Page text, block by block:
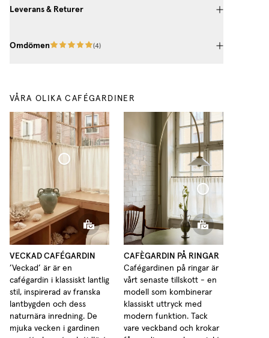
Leverans & Returer
Omdömen (4)
VÅRA OLIKA CAFÉGARDINER
Cafégardin Veckad Tunn Linne
VECKAD CAFÉGARDIN
’Veckad’ är är en
cafégardin i klassiskt lantlig
stil, inspirerad av franska
lantbygden och dess
naturnära inredning. De
mjuka vecken i gardinen
Cafégardin med Ringar Tunn Linne
CAFÈGARDIN PÅ RINGAR
Cafégardinen på ringar är
vårt senaste tillskott - en
modell som kombinerar
klassiskt uttryck med
modern funktion. Tack
vare veckband och krokar